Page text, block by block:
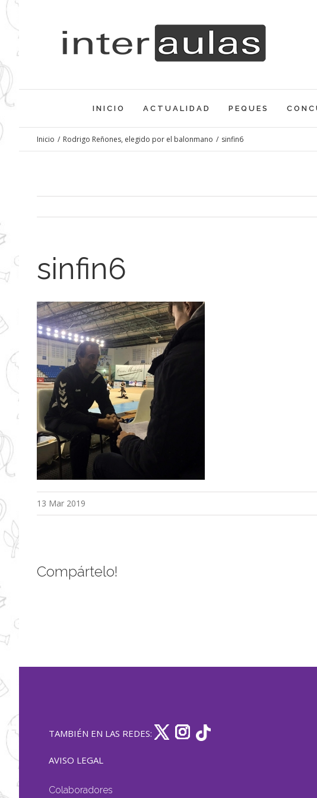
Saltar
INICIO ACTUALIDAD PEQUES
Inicio / Rodrigo Reñones, elegido por el balonmano / sinfin6
sinfin6
13 Mar 2019
Compártelo!
TAMBIÉN EN LAS REDES:
AVISO LEGAL
Colaboradores